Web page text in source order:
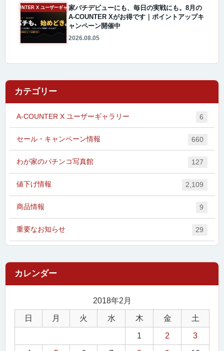
A-COUNTER X ユーザーギャラリー家パチデビューにも、毎日の実戦にも。8月の
A-COUNTER Xがお得です｜ポイントアップキ
ャンペーン開催中
2026.08.05
カテゴリー
A-COUNTER X ユーザーギャラリー 6
セール・キャンペーン情報 660
わが家のパチンコ写真館 127
値下げ情報 2,109
商品情報 9
重要なお知らせ 29
2018年2月
日 月 火 水 木 金 土
1 2 3